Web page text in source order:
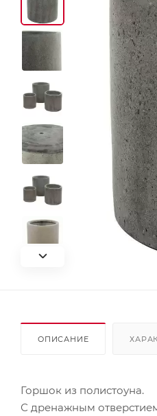
ОПИСАНИЕ
Горшок из полистоуна.
С дренажным